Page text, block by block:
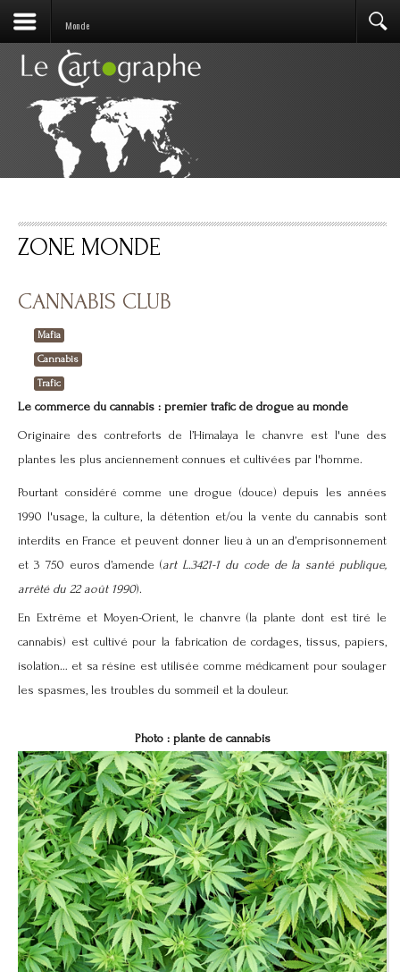
Monde
ZONE MONDE
CANNABIS CLUB
Mafia
Cannabis
Trafic
Le commerce du cannabis : premier trafic de drogue au monde
Originaire des contreforts de l’Himalaya le chanvre est l'une des
plantes les plus anciennement connues et cultivées par l'homme.
Pourtant considéré comme une drogue (douce) depuis les années
1990 l'usage, la culture, la détention et/ou la vente du cannabis sont
interdits en France et peuvent donner lieu à un an d’emprisonnement
et 3 750 euros d’amende (art L.3421-1 du code de la santé publique,
arrêté du 22 août 1990).
En Extrême et Moyen-Orient, le chanvre (la plante dont est tiré le
cannabis) est cultivé pour la fabrication de cordages, tissus, papiers,
isolation… et sa résine est utilisée comme médicament pour soulager
les spasmes, les troubles du sommeil et la douleur.
Photo : plante de cannabis